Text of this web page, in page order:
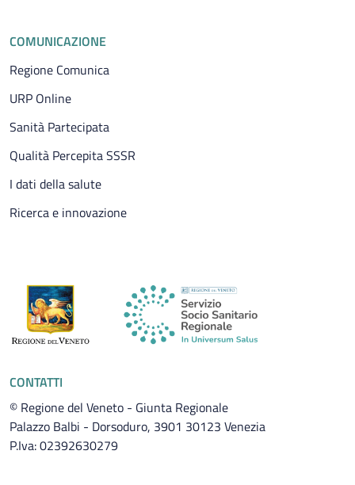
COMUNICAZIONE
Regione Comunica
URP Online
Sanità Partecipata
Qualità Percepita SSSR
I dati della salute
Ricerca e innovazione
CONTATTI
© Regione del Veneto - Giunta Regionale
Palazzo Balbi - Dorsoduro, 3901 30123 Venezia
P.Iva: 02392630279